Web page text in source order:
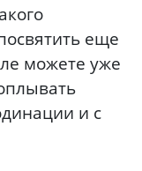
еще
можете уже
и с